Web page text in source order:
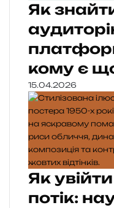
Як
кому є
15.04.2026
Як
потік: